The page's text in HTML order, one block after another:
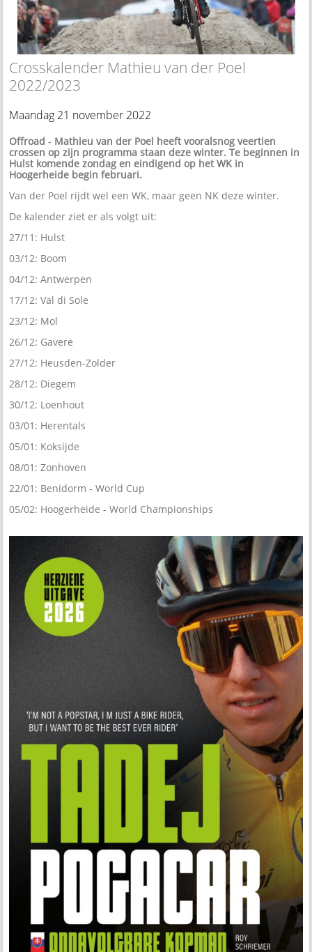
Crosskalender Mathieu van der Poel
2022/2023
Maandag 21 november 2022
Offroad - Mathieu van der Poel heeft vooralsnog veertien
crossen op zijn programma staan deze winter. Te beginnen in
Hulst komende zondag en eindigend op het WK in
Hoogerheide begin februari.
Van der Poel rijdt wel een WK, maar geen NK deze winter.
De kalender ziet er als volgt uit:
27/11: Hulst
03/12: Boom
04/12: Antwerpen
17/12: Val di Sole
23/12: Mol
26/12: Gavere
27/12: Heusden-Zolder
28/12: Diegem
30/12: Loenhout
03/01: Herentals
05/01: Koksijde
08/01: Zonhoven
22/01: Benidorm - World Cup
05/02: Hoogerheide - World Championships